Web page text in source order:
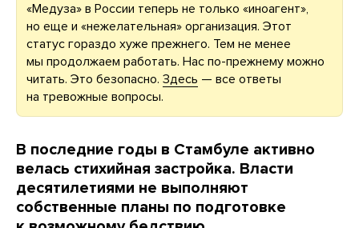
«Медуза» в России теперь не только «иноагент»,
но еще и «нежелательная» организация. Этот
статус гораздо хуже прежнего. Тем не менее
мы продолжаем работать. Нас по-прежнему можно
читать. Это безопасно. Здесь — все ответы
на тревожные вопросы.
В последние годы в Стамбуле активно
велась стихийная застройка. Власти
десятилетиями не выполняют
собственные планы по подготовке